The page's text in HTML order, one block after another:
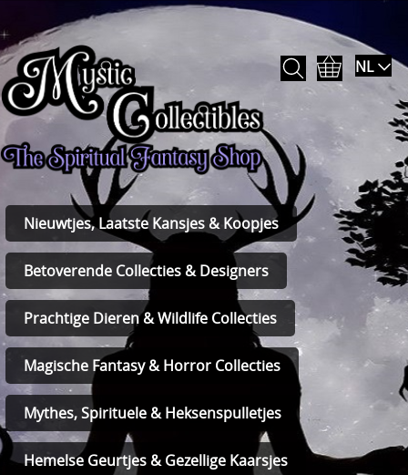
NL
Nieuwtjes, Laatste Kansjes & Koopjes
Betoverende Collecties & Designers
Prachtige Dieren & Wildlife Collecties
Magische Fantasy & Horror Collecties
Mythes, Spirituele & Heksenspulletjes
Hemelse Geurtjes & Gezellige Kaarsjes